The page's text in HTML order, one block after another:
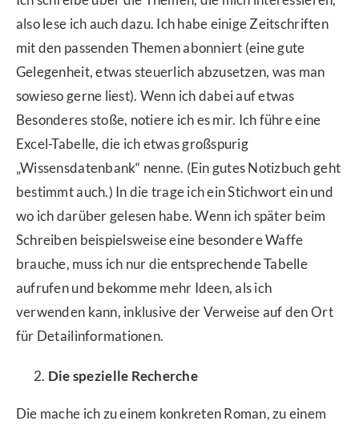
also lese ich auch dazu. Ich habe einige Zeitschriften
mit den passenden Themen abonniert (eine gute
Gelegenheit, etwas steuerlich abzusetzen, was man
sowieso gerne liest). Wenn ich dabei auf etwas
Besonderes stoße, notiere ich es mir. Ich führe eine
Excel-Tabelle, die ich etwas großspurig
„Wissensdatenbank“ nenne. (Ein gutes Notizbuch geht
bestimmt auch.) In die trage ich ein Stichwort ein und
wo ich darüber gelesen habe. Wenn ich später beim
Schreiben beispielsweise eine besondere Waffe
brauche, muss ich nur die entsprechende Tabelle
aufrufen und bekomme mehr Ideen, als ich
verwenden kann, inklusive der Verweise auf den Ort
für Detailinformationen.
Die spezielle Recherche
Die mache ich zu einem konkreten Roman, zu einem